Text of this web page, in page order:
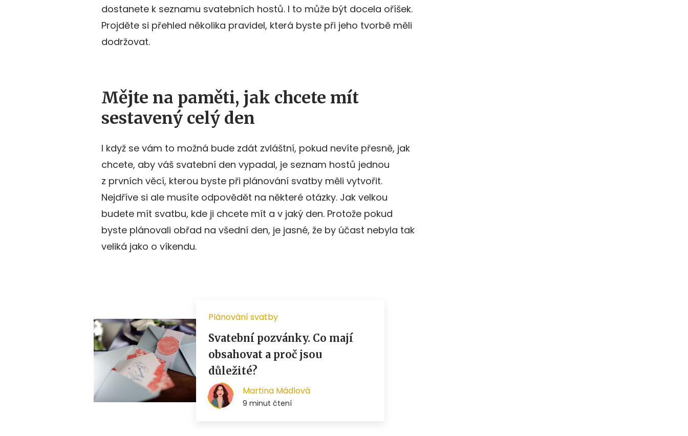
dostanete k seznamu svatebních hostů. I to může být docela oříšek.
Projděte si přehled několika pravidel, která byste při jeho tvorbě měli
dodržovat.
Mějte na paměti, jak chcete mít
sestavený celý den
I když se vám to možná bude zdát zvláštní, pokud nevíte přesně, jak
chcete, aby váš svatební den vypadal, je seznam hostů jednou
z prvních věcí, kterou byste při plánování svatby měli vytvořit.
Nejdříve si ale musíte odpovědět na některé otázky. Jak velkou
budete mít svatbu, kde ji chcete mít a v jaký den. Protože pokud
byste plánovali obřad na všední den, je jasné, že by účast nebyla tak
veliká jako o víkendu.